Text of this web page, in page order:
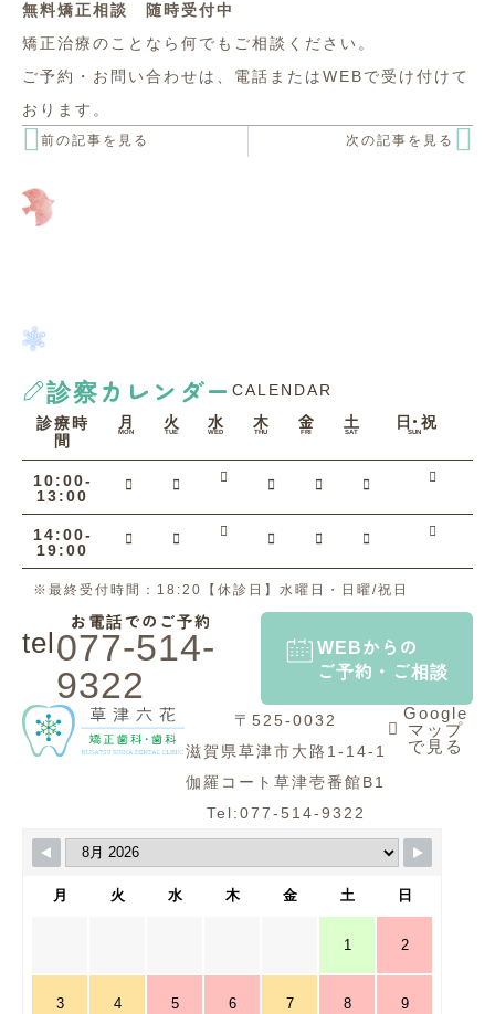
無料矯正相談 随時受付中
矯正治療のことなら何でもご相談ください。
ご予約・お問い合わせは、電話またはWEBで受け付けて
おります。
前の記事を見る 次の記事を見る
診察カレンダー CALENDAR
診療時
間
月
MON 火
TUE 水
WED 木
THU 金
FRI 土
SAT 日・祝
SUN
10:00-
13:00
14:00-
19:00
※最終受付時間：18:20【休診日】水曜日・日曜/祝日
お電話でのご予約
tel.077-514-
9322
WEBからの
ご予約・ご相談
〒525-0032
滋賀県草津市大路1-14-1
伽羅コート草津壱番館B1
Tel:077-514-9322
Google
マップ
で見る
月 火 水 木 金 土 日
1 2
3 4 5 6 7 8 9